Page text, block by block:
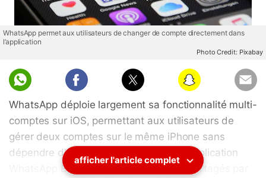
WhatsApp permet aux utilisateurs de changer de compte directement dans
l’application
Photo Credit: Pixabay
WhatsApp déploie largement sa fonctionnalité multi-
comptes sur iOS, permettant aux utilisateurs de
gérer deux comptes sur le même iPhone sans
dépendre d'appareils séparés ou de l'application
WhatsApp Business, selon les détails partagés par
afficher l'article complet